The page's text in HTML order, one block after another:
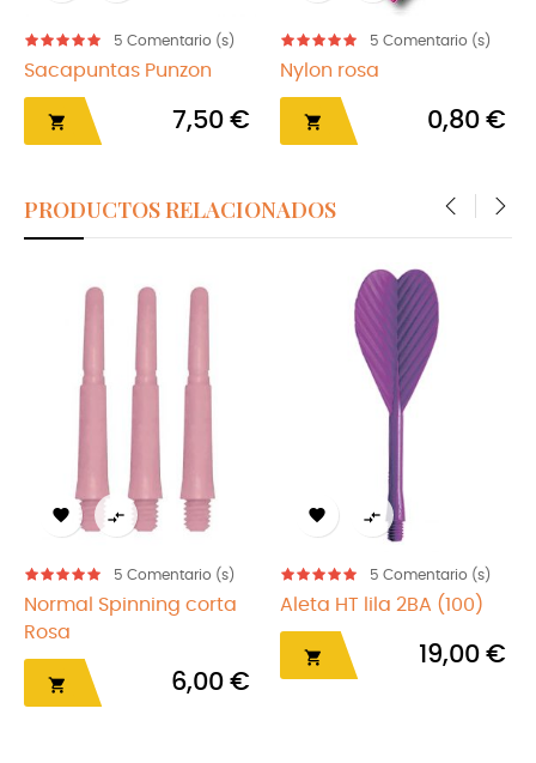
5 Comentario (s)
Sacapuntas Punzon
 7,50 €
5 Comentario (s)
Nylon rosa
 0,80 €
PRODUCTOS RELACIONADOS
 
5Comentario (s)
Aleta HT lila 2BA (100)


5Comentario (s)
Aluminio
1,55 €